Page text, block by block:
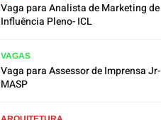
Vaga para Analista de Marketing de
Influência Pleno- ICL
VAGAS
Vaga para Assessor de Imprensa Jr-
MASP